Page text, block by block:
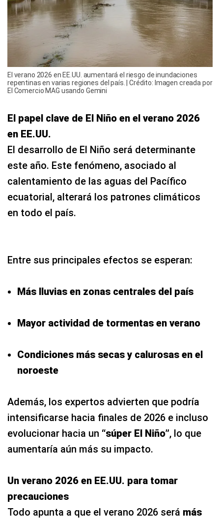
El verano 2026 en EE.UU. aumentará el riesgo de inundaciones
repentinas en varias regiones del país. | Crédito: Imagen creada por
El Comercio MAG usando Gemini
El papel clave de El Niño en el verano 2026
en EE.UU.
El desarrollo de El Niño será determinante
este año. Este fenómeno, asociado al
calentamiento de las aguas del Pacífico
ecuatorial, alterará los patrones climáticos
en todo el país.
Entre sus principales efectos se esperan:
Más lluvias en zonas centrales del país
Mayor actividad de tormentas en verano
Condiciones más secas y calurosas en el
noroeste
Además, los expertos advierten que podría
intensificarse hacia finales de 2026 e incluso
evolucionar hacia un “súper El Niño”, lo que
aumentaría aún más su impacto.
Un verano 2026 en EE.UU. para tomar
precauciones
Todo apunta a que el verano 2026 será más